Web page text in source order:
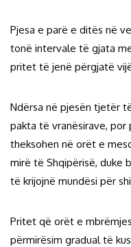
Pjesa e parë e ditës në
tonë intervale të gjata
pritet të jenë përgjatë
Ndërsa në pjesën tjetër
pakta të vranësirave, por
theksohen në orët e
mirë të Shqipërisë, duke
të krijojnë mundësi për
Pritet që orët e
përmirësim gradual të